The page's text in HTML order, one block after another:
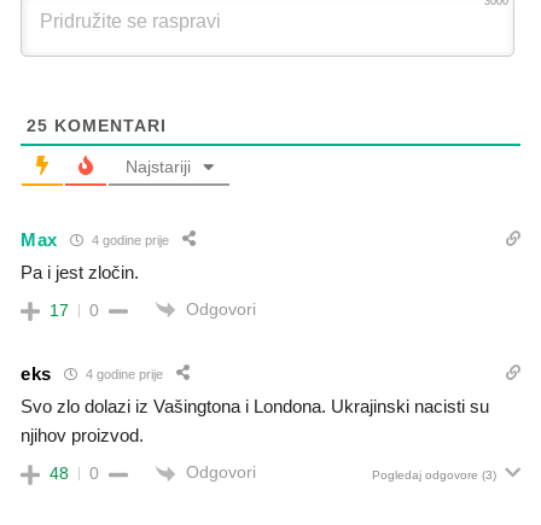
25 KOMENTARI
Najstariji
Max 4 godine prije
Pa i jest zločin.
17 0 Odgovori
eks 4 godine prije
Svo zlo dolazi iz Vašingtona i Londona. Ukrajinski nacisti su
njihov proizvod.
48 0 Odgovori Pogledaj odgovore (3)